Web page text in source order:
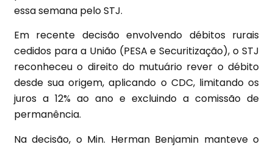
essa semana pelo STJ.
Em recente decisão envolvendo débitos rurais
cedidos para a União (PESA e Securitização), o STJ
reconheceu o direito do mutuário rever o débito
desde sua origem, aplicando o CDC, limitando os
juros a 12% ao ano e excluindo a comissão de
permanência.
Na decisão, o Min. Herman Benjamin manteve o